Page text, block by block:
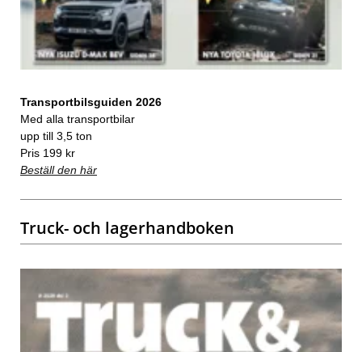
Transportbilsguiden 2026
Med alla transportbilar
upp till 3,5 ton
Pris 199 kr
Beställ den här
Truck- och lagerhandboken